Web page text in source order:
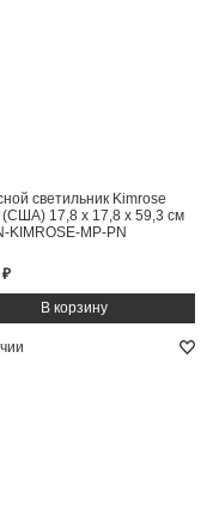
светильник Kimrose
(США) 17,8 x 17,8 x 59,3 см
KIMROSE-MP-PN
₽